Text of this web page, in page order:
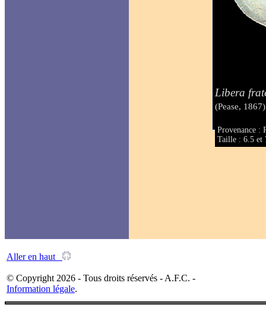
Libera
(Pease, 1867)
Provenance :
Taille : 6.5 et
Aller en haut
© Copyright 2026 - Tous droits réservés - A.F.C. -
Information légale.